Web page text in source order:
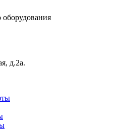
д.2а.